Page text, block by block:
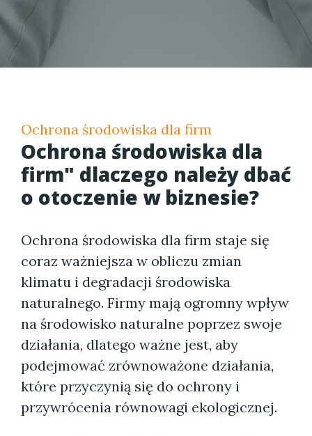
Ochrona środowiska dla firm
Ochrona środowiska dla
firm" dlaczego należy dbać
o otoczenie w biznesie?
Ochrona środowiska dla firm staje się
coraz ważniejsza w obliczu zmian
klimatu i degradacji środowiska
naturalnego. Firmy mają ogromny wpływ
na środowisko naturalne poprzez swoje
działania, dlatego ważne jest, aby
podejmować zrównoważone działania,
które przyczynią się do ochrony i
przywrócenia równowagi ekologicznej.